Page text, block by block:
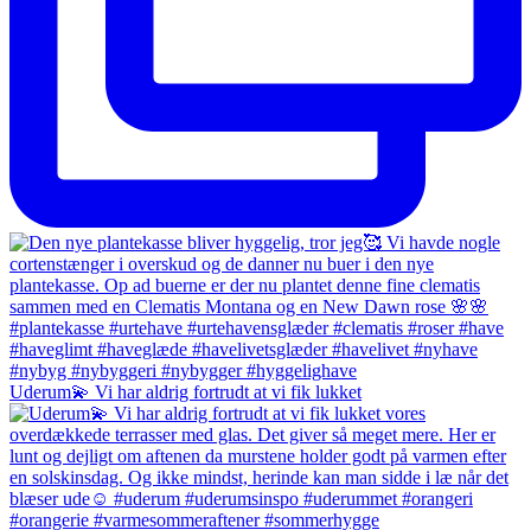
Uderum💫 Vi har aldrig fortrudt at vi fik lukket